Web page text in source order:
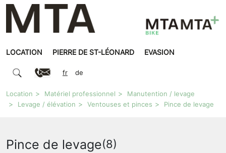
LOCATION PIERRE DE ST-LÉONARD EVASION
fr de
Location Matériel professionnel
Manutention / levage
Levage / élévation
Ventouses et pinces Pince de levage
Pince de levage(8)